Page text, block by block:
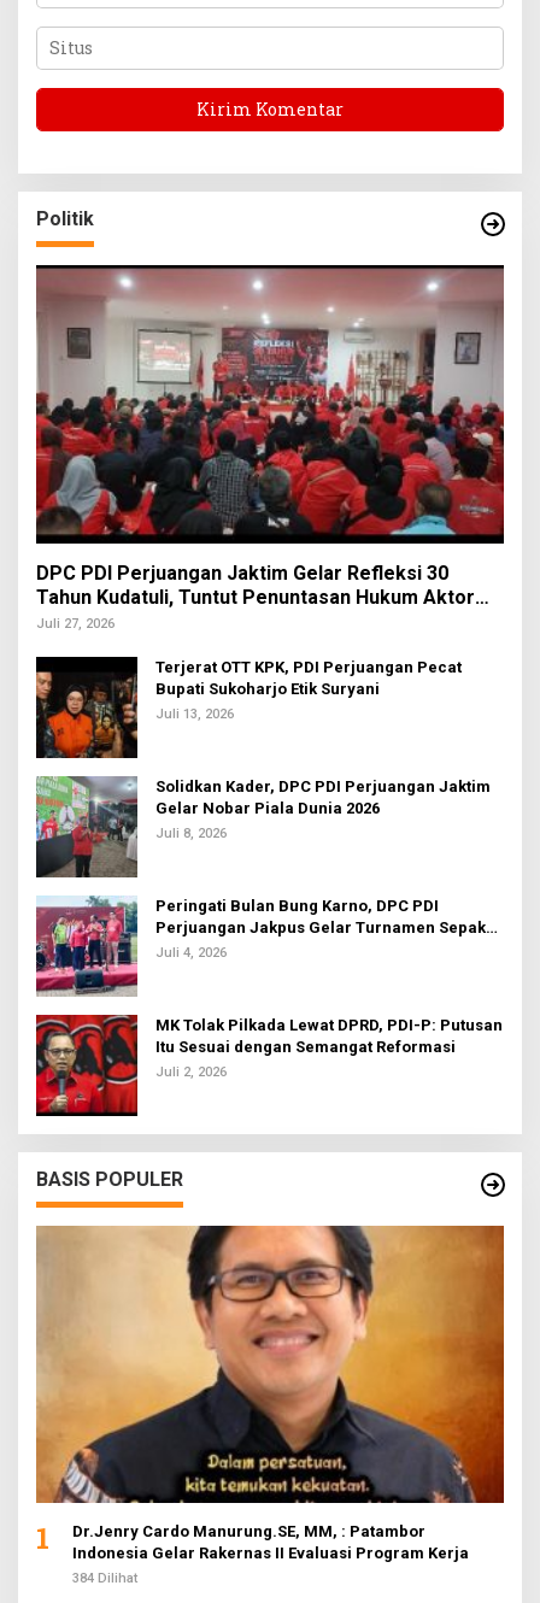
Politik
DPC PDI Perjuangan Jaktim Gelar Refleksi 30
Tahun Kudatuli, Tuntut Penuntasan Hukum Aktor
Intelektual
Juli 27, 2026
Terjerat OTT KPK, PDI Perjuangan Pecat
Bupati Sukoharjo Etik Suryani
Juli 13, 2026
Solidkan Kader, DPC PDI Perjuangan Jaktim
Gelar Nobar Piala Dunia 2026
Juli 8, 2026
Peringati Bulan Bung Karno, DPC PDI
Perjuangan Jakpus Gelar Turnamen Sepak
Bola U-20
Juli 4, 2026
MK Tolak Pilkada Lewat DPRD, PDI-P: Putusan
Itu Sesuai dengan Semangat Reformasi
Juli 2, 2026
BASIS POPULER
1
Dr.Jenry Cardo Manurung.SE, MM, : Patambor
Indonesia Gelar Rakernas II Evaluasi Program Kerja
384 Dilihat